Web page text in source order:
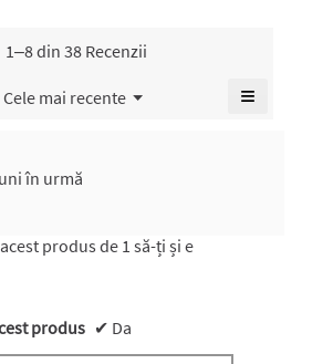
1–8 din 38 Recenzii
Cele mai recente ▼
Meniu ≡
în urmă
produs de 1 să-ți și e
produs ✔ Da